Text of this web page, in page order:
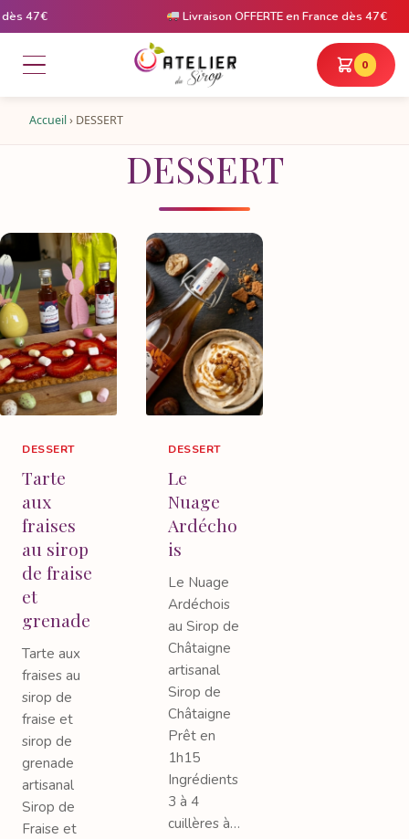
47€ Livraison OFFERTE en France dès 47€
0
Accueil› DESSERT
DESSERT
DESSERT
Tarte
aux
fraises
au sirop
de fraise
et
grenade
Tarte aux
fraises au
sirop de
fraise et
sirop de
grenade
artisanal
Sirop de
Fraise et
DESSERT
Le
Nuage
Ardécho
is
Le Nuage
Ardéchois
au Sirop de
Châtaigne
artisanal
Sirop de
Châtaigne
Prêt en
1h15
Ingrédients
3 à 4
cuillères à…